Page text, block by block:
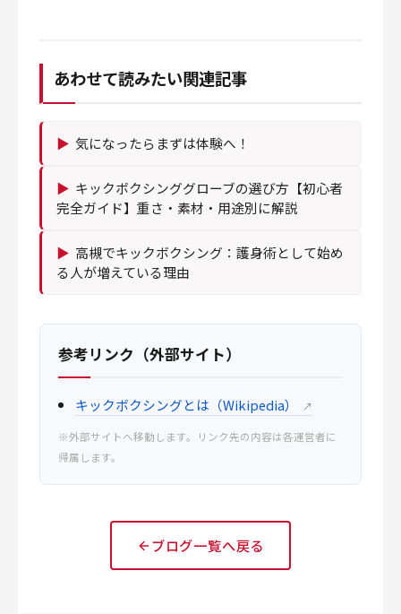
あわせて読みたい関連記事
▶ 気になったらまずは体験へ！
▶ キックボクシンググローブの選び方【初心者
完全ガイド】重さ・素材・用途別に解説
▶ 高槻でキックボクシング：護身術として始め
る人が増えている理由
参考リンク（外部サイト）
キックボクシングとは（Wikipedia） ↗
※外部サイトへ移動します。リンク先の内容は各運営者に
帰属します。
ブログ一覧へ戻る